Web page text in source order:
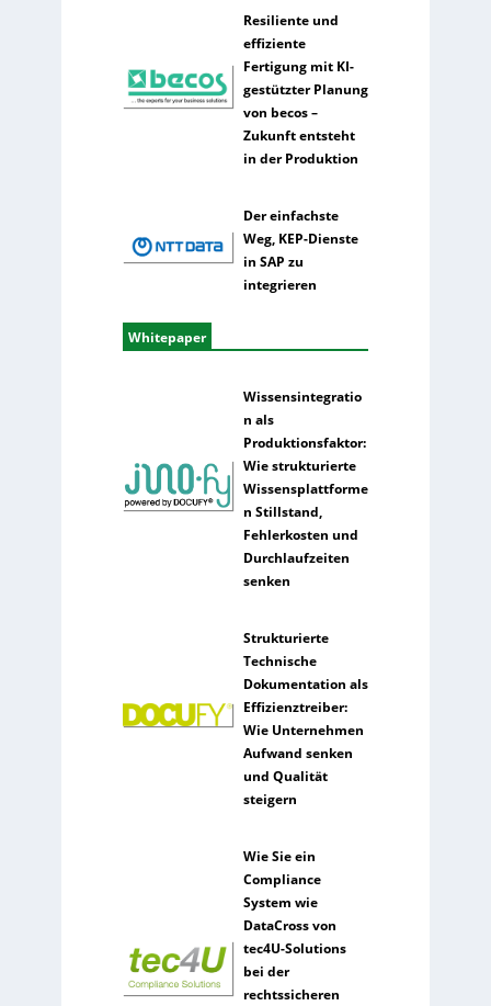
Resiliente und
effiziente
Fertigung mit KI-
gestützter Planung
von becos –
Zukunft entsteht
in der Produktion
Der einfachste
Weg, KEP-Dienste
in SAP zu
integrieren
Whitepaper
Wissensintegratio
n als
Produktionsfaktor:
Wie strukturierte
Wissensplattforme
n Stillstand,
Fehlerkosten und
Durchlaufzeiten
senken
Strukturierte
Technische
Dokumentation als
Effizienztreiber:
Wie Unternehmen
Aufwand senken
und Qualität
steigern
Wie Sie ein
Compliance
System wie
DataCross von
tec4U-Solutions
bei der
rechtssicheren